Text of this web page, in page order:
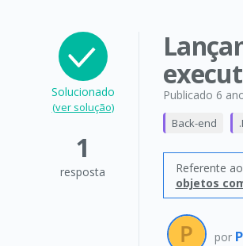
Solucionado
(ver solução)
1
resposta
Publicado 6
Back-end
Referente
objetos
por